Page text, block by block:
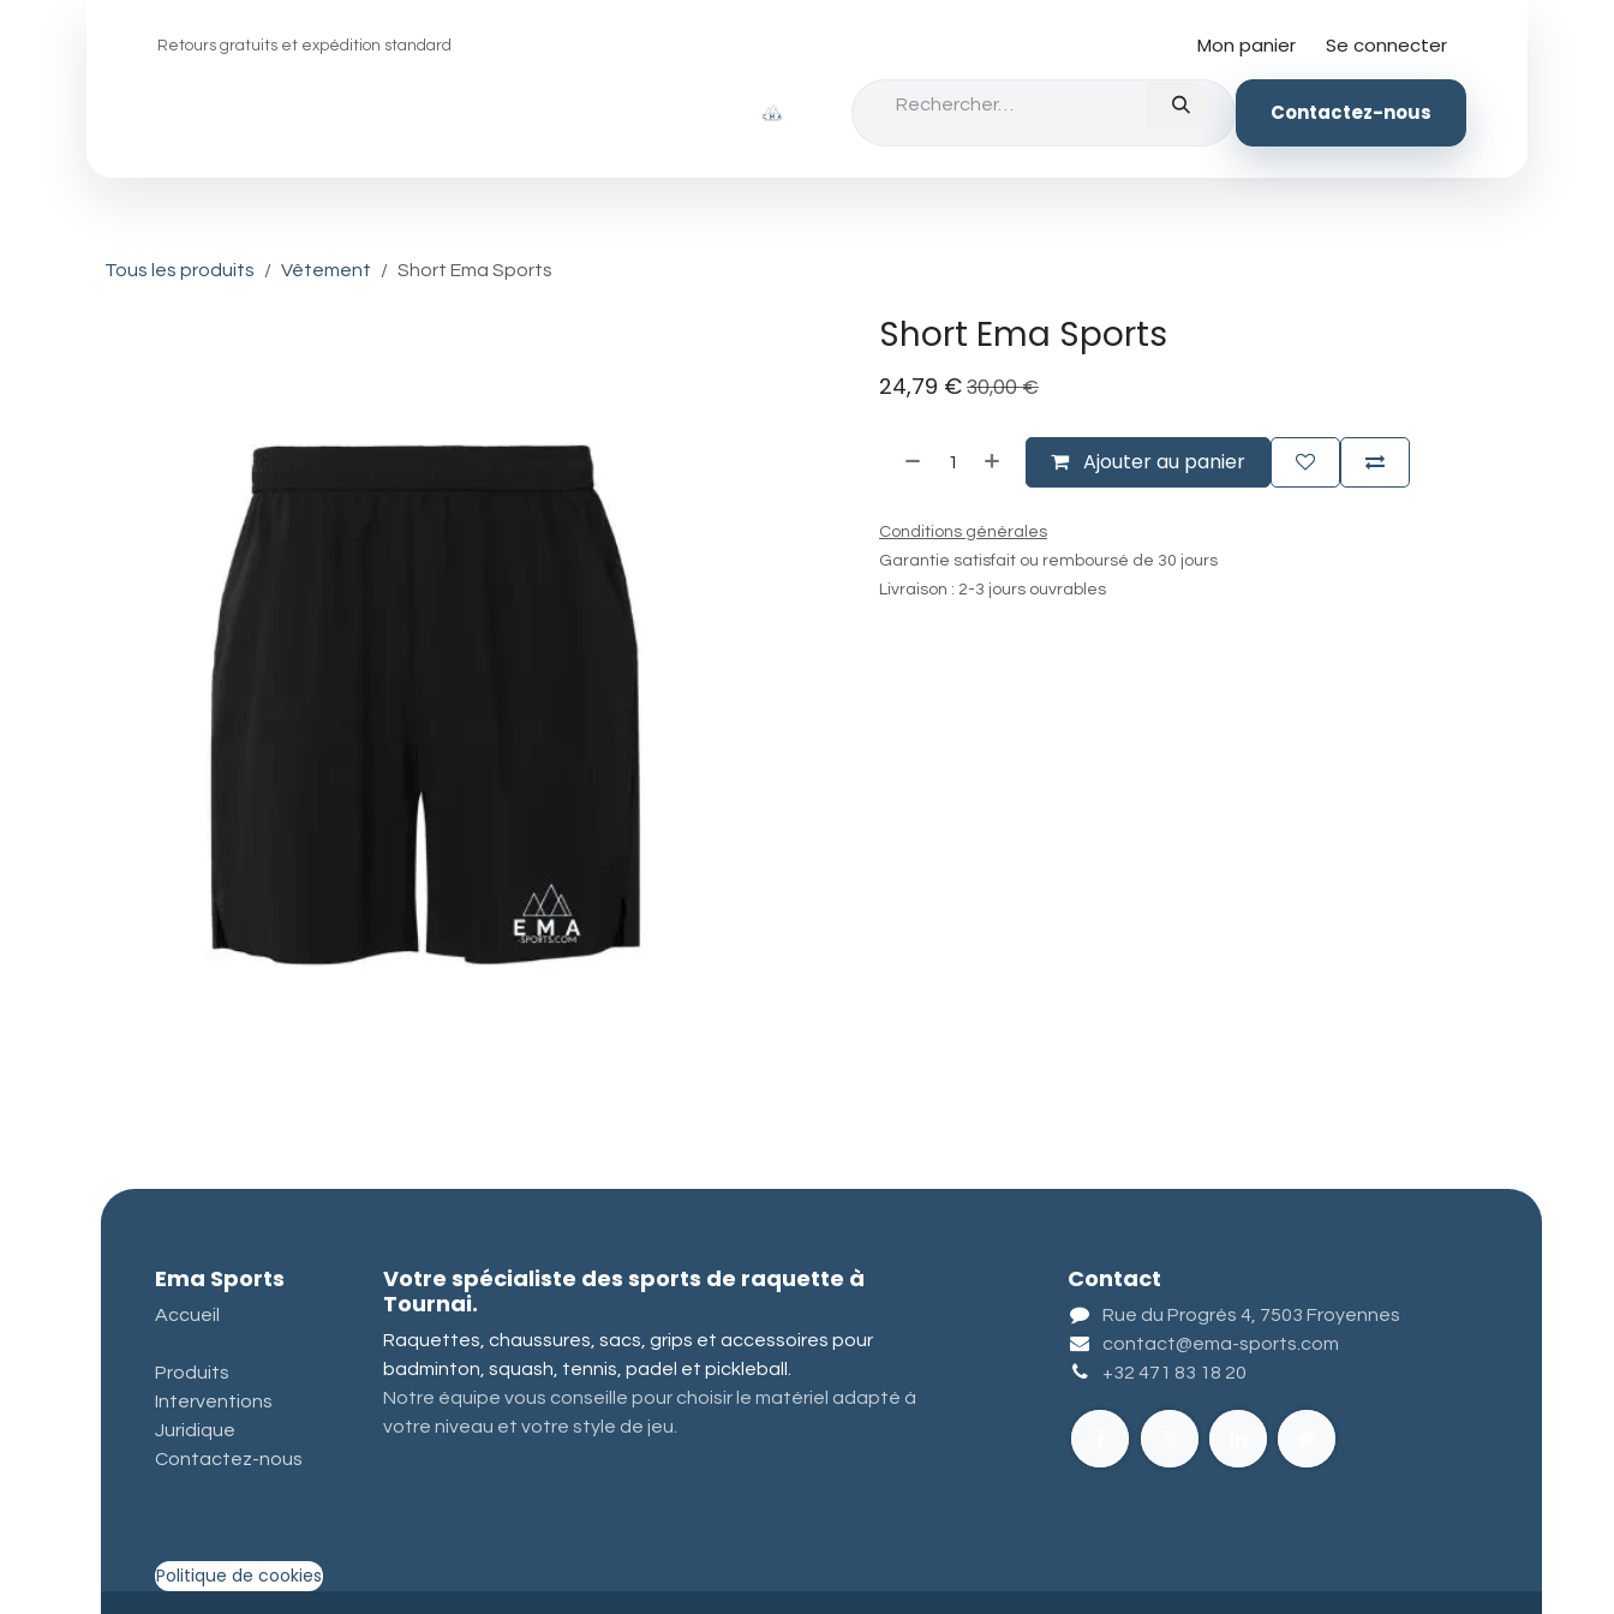
Retours gratuits et expédition standard Mon panier Se connecter
Escalade Tennis Chaussure Vêtements Contactez-nous
Tous les produits Vêtement Short Ema Sports
Short Ema Sports
24,79 €30,00€
Ajouter au panier
Conditions générales
Garantie satisfait ou remboursé de 30 jours
Livraison : 2-3 jours ouvrables
Ema Sports
Accueil
Produits
Interventions
Juridique
Contactez-nous
Votre spécialiste des sports de raquette à
Tournai.
Raquettes, chaussures, sacs, grips et accessoires pour
badminton, squash, tennis, padel et pickleball.
Notre équipe vous conseille pour choisir le matériel adapté à
votre niveau et votre style de jeu.
Contact
Rue du Progrès 4, 7503 Froyennes
contact@ema-sports.com
+32 471 83 18 20
Politique de cookies